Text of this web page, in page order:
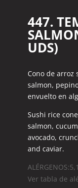
447.
UDS)
Cono de arroz
salmon,
envuelto en
Sushi rice
salmon,
avocado,
and caviar.
Ver tabla de